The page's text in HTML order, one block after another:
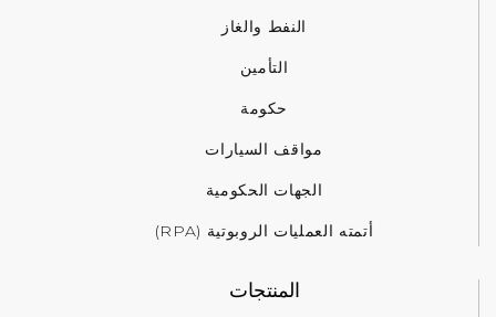
النفط والغاز
التأمين
حكومة
مواقف السيارات
الجهات الحكومية
أتمته العمليات الروبوتية (RPA)
المنتجات